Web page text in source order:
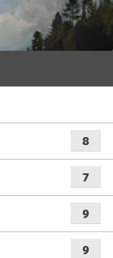
8
7
9
9